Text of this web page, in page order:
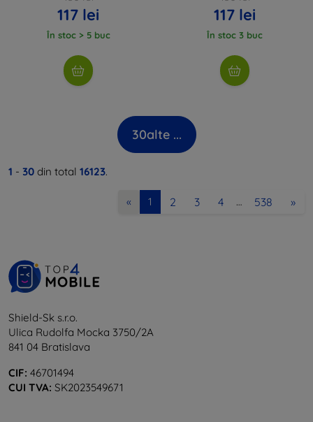
117 lei
În stoc > 5 buc
117 lei
În stoc 3 buc
30alte ...
1 - 30 din total 16123.
« 1 2 3 4 … 538 »
Shield-Sk s.r.o.
Ulica Rudolfa Mocka 3750/2A
841 04 Bratislava
CIF: 46701494
CUI TVA: SK2023549671